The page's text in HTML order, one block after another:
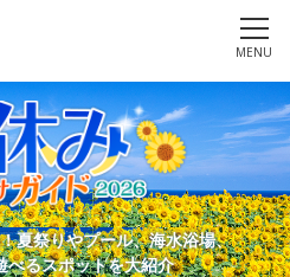
MENU
夏祭りやプール、海水浴場、
べるスポットを大紹介